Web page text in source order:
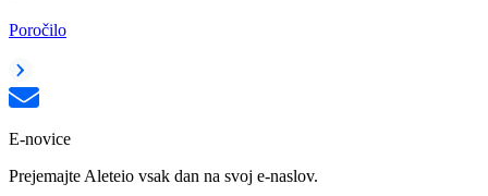
Poročilo
E-novice
Prejemajte Aleteio vsak dan na svoj e-naslov.